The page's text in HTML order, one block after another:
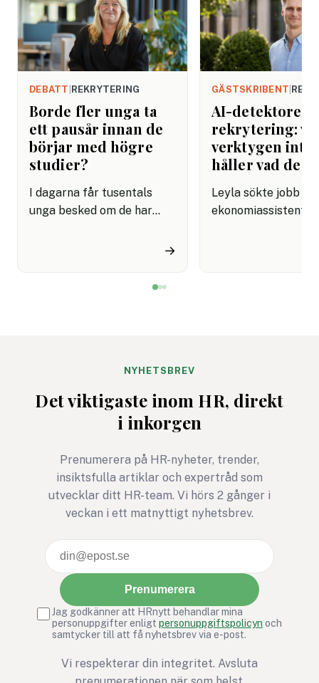
DEBATT REKRYTERING
Borde fler unga ta
ett pausår innan de
börjar med högre
studier?
I dagarna får tusentals
unga besked om de har
inte kom in vi ska tycka
starkare när de en dag står
handen.
→
GÄSTSKRIBENT
AI-detektorer i
rekrytering:
verktygen inte
håller vad de
Leyla sökte jobb
ekonomiassistent.
NYHETSBREV
Det viktigaste inom HR, direkt
i inkorgen
Prenumerera på HR-nyheter, trender,
insiktsfulla artiklar och expertråd som
utvecklar ditt HR-team. Vi hörs 2 gånger i
veckan i ett matnyttigt nyhetsbrev.
Prenumerera
Jag godkänner att HRnytt behandlar mina
personuppgifter enligt personuppgiftspolicyn och
samtycker till att få nyhetsbrev via e-post.
Vi respekterar din integritet. Avsluta